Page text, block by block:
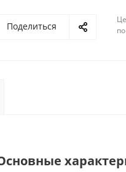
Поделиться